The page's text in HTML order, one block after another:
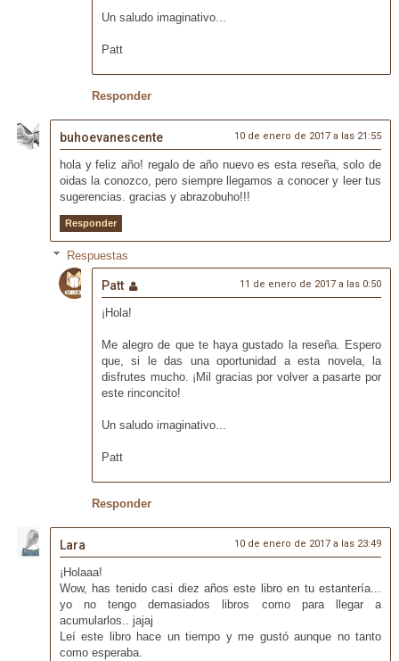
Un saludo imaginativo...
Patt
Responder
buhoevanescente 10 de enero de 2017 a las 21:55
hola y feliz año! regalo de año nuevo es esta reseña, solo de
oidas la conozco, pero siempre llegamos a conocer y leer tus
sugerencias. gracias y abrazobuho!!!
Responder
Respuestas
Patt 11 de enero de 2017 a las 0:50
¡Hola!
Me alegro de que te haya gustado la reseña. Espero
que, si le das una oportunidad a esta novela, la
disfrutes mucho. ¡Mil gracias por volver a pasarte por
este rinconcito!
Un saludo imaginativo...
Patt
Responder
Lara 10 de enero de 2017 a las 23:49
¡Holaaa!
Wow, has tenido casi diez años este libro en tu estantería...
yo no tengo demasiados libros como para llegar a
acumularlos.. jajaj
Leí este libro hace un tiempo y me gustó aunque no tanto
como esperaba.